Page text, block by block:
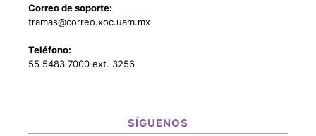
Correo de soporte:
tramas@correo.xoc.uam.mx
Teléfono:
55 5483 7000 ext. 3256
SÍGUENOS